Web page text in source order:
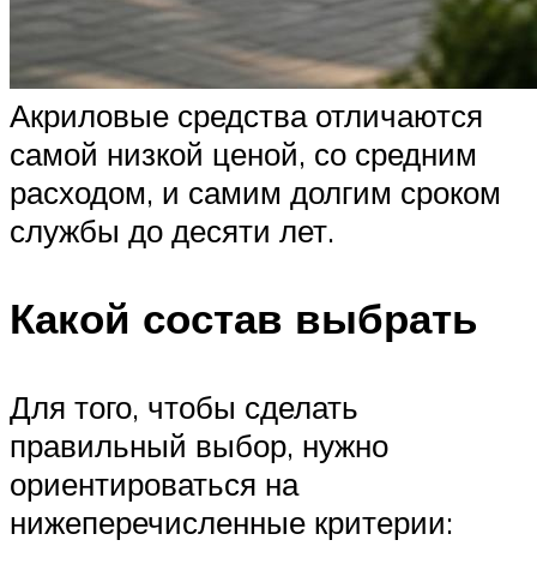
Акриловые средства отличаются
самой низкой ценой, со средним
расходом, и самим долгим сроком
службы до десяти лет.
Какой состав выбрать
Для того, чтобы сделать
правильный выбор, нужно
ориентироваться на
нижеперечисленные критерии: